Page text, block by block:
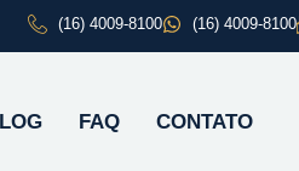
(16) 4009-8100 (16) 4009-8100
FAQ CONTATO